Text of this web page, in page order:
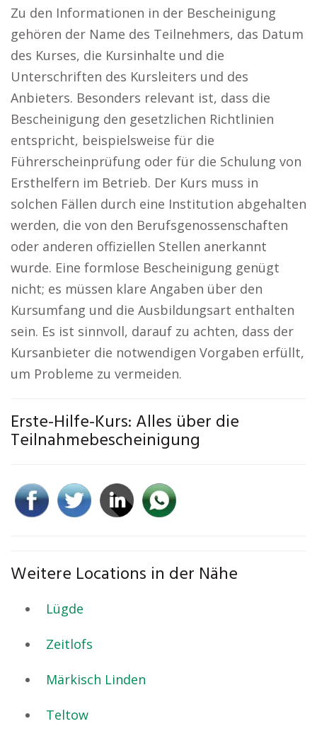
Zu den Informationen in der Bescheinigung
gehören der Name des Teilnehmers, das Datum
des Kurses, die Kursinhalte und die
Unterschriften des Kursleiters und des
Anbieters. Besonders relevant ist, dass die
Bescheinigung den gesetzlichen Richtlinien
entspricht, beispielsweise für die
Führerscheinprüfung oder für die Schulung von
Ersthelfern im Betrieb. Der Kurs muss in
solchen Fällen durch eine Institution abgehalten
werden, die von den Berufsgenossenschaften
oder anderen offiziellen Stellen anerkannt
wurde. Eine formlose Bescheinigung genügt
nicht; es müssen klare Angaben über den
Kursumfang und die Ausbildungsart enthalten
sein. Es ist sinnvoll, darauf zu achten, dass der
Kursanbieter die notwendigen Vorgaben erfüllt,
um Probleme zu vermeiden.
Erste-Hilfe-Kurs: Alles über die
Teilnahmebescheinigung
Weitere Locations in der Nähe
Lügde
Zeitlofs
Märkisch Linden
Teltow